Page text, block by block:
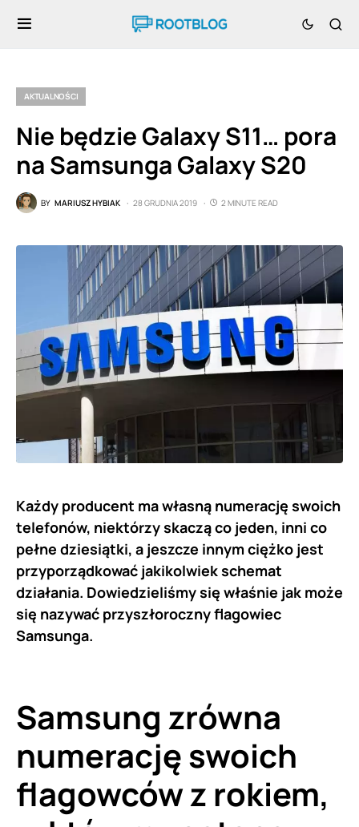
AKTUALNOŚCI
Nie będzie Galaxy S11… pora
na Samsunga Galaxy S20
BY MARIUSZ HYBIAK 28 GRUDNIA 2019 2 MINUTE READ
Każdy producent ma własną numerację swoich
telefonów, niektórzy skaczą co jeden, inni co
pełne dziesiątki, a jeszcze innym ciężko jest
przyporządkować jakikolwiek schemat
działania. Dowiedzieliśmy się właśnie jak może
się nazywać przyszłoroczny flagowiec
Samsunga.
Samsung zrówna
numerację swoich
flagowców z rokiem,